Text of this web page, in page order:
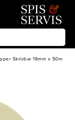
Skrivbar 19mm x 50m